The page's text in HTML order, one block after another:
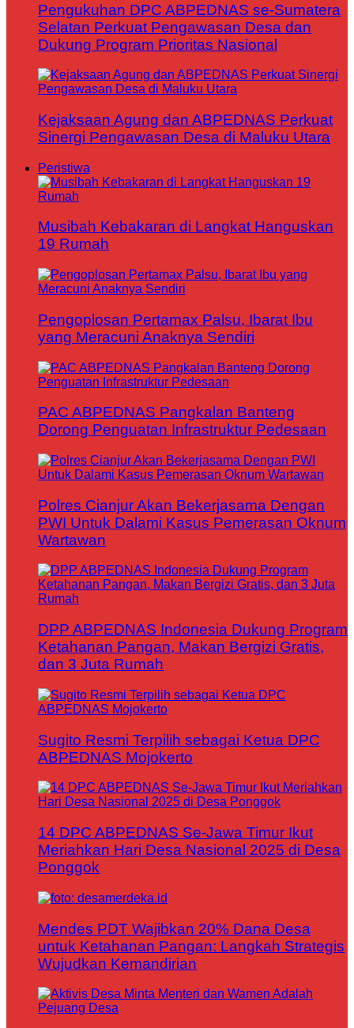
Pengukuhan DPC ABPEDNAS se-Sumatera
Selatan Perkuat Pengawasan Desa dan
Dukung Program Prioritas Nasional
Kejaksaan Agung dan ABPEDNAS Perkuat
Sinergi Pengawasan Desa di Maluku Utara
Peristiwa
Musibah Kebakaran di Langkat Hanguskan
19 Rumah
Pengoplosan Pertamax Palsu, Ibarat Ibu
yang Meracuni Anaknya Sendiri
PAC ABPEDNAS Pangkalan Banteng
Dorong Penguatan Infrastruktur Pedesaan
Polres Cianjur Akan Bekerjasama Dengan
PWI Untuk Dalami Kasus Pemerasan Oknum
Wartawan
DPP ABPEDNAS Indonesia Dukung Program
Ketahanan Pangan, Makan Bergizi Gratis,
dan 3 Juta Rumah
Sugito Resmi Terpilih sebagai Ketua DPC
ABPEDNAS Mojokerto
14 DPC ABPEDNAS Se-Jawa Timur Ikut
Meriahkan Hari Desa Nasional 2025 di Desa
Ponggok
Mendes PDT Wajibkan 20% Dana Desa
untuk Ketahanan Pangan: Langkah Strategis
Wujudkan Kemandirian